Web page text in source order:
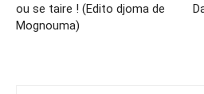
ou se taire ! (Edito djoma de
Mognouma)